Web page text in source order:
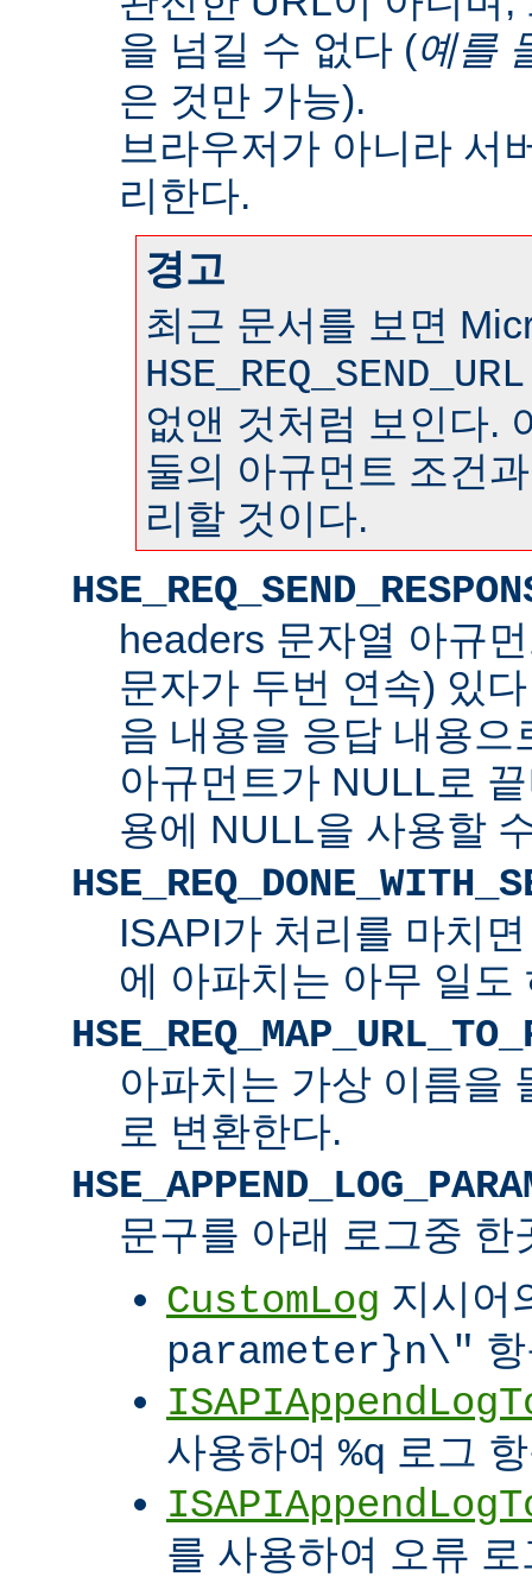
을 넘길 수 없다 (예를
은 것만 가능).
브라우저가 아니라 서
리한다.
경고
최근 문서를 보면
HSE_REQ_SEND_URL
없앤 것처럼 보인다.
둘의 아규먼트 조건
리할 것이다.
headers 문자열 아규
문자가 두번 연속) 있
음 내용을 응답 내용
아규먼트가 NULL로
용에 NULL을 사용할
ISAPI가 처리를 마치
에 아파치는 아무 일도
아파치는 가상 이름을
로 변환한다.
문구를 아래 로그중 한
CustomLog 지시어
parameter}n\"
사용하여 %q 로그
를 사용하여 오류 로